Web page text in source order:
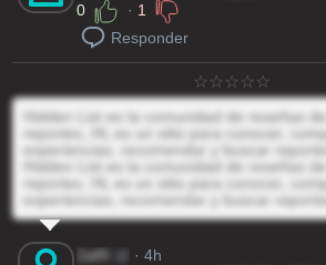
0
· 1
Responder
Hidden List es la comunidad de reseñas
reportes, HL es un sitio para conocer,
experiencias, recomendar y buscar
Hidden List es la comunidad de reseñas
reportes, HL es un sitio para conocer,
experiencias, recomendar y buscar
2aRI
· 4h